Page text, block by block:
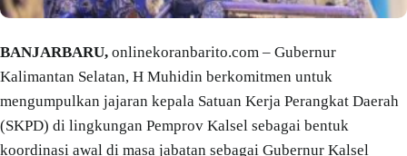
BANJARBARU, onlinekoranbarito.com – Gubernur
Kalimantan Selatan, H Muhidin berkomitmen untuk
mengumpulkan jajaran kepala Satuan Kerja Perangkat Daerah
(SKPD) di lingkungan Pemprov Kalsel sebagai bentuk
koordinasi awal di masa jabatan sebagai Gubernur Kalsel